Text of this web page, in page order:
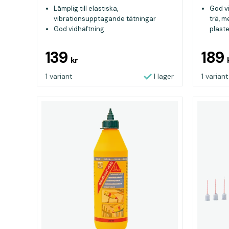
Lämplig till elastiska,
vibrationsupptagande tätningar
God vidhäftning
139 kr
1 variant I lager
God
trä,
189
1 variant